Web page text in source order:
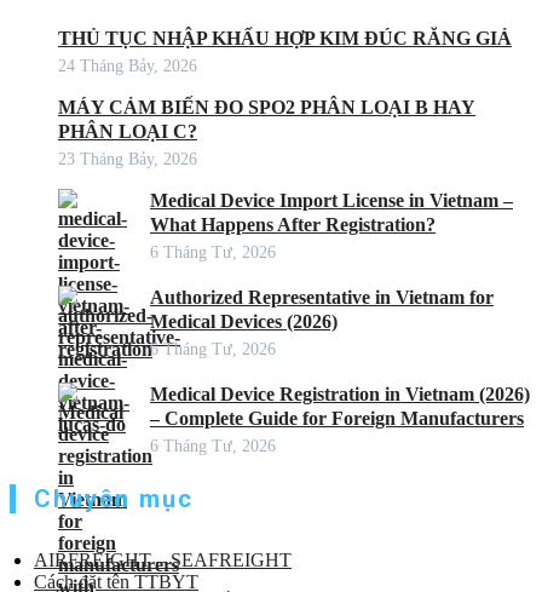
THỦ TỤC NHẬP KHẨU HỢP KIM ĐÚC RĂNG GIẢ
24 Tháng Bảy, 2026
MÁY CẢM BIẾN ĐO SPO2 PHÂN LOẠI B HAY
PHÂN LOẠI C?
23 Tháng Bảy, 2026
Medical Device Import License in Vietnam –
What Happens After Registration?
6 Tháng Tư, 2026
Authorized Representative in Vietnam for
Medical Devices (2026)
6 Tháng Tư, 2026
Medical Device Registration in Vietnam (2026)
– Complete Guide for Foreign Manufacturers
6 Tháng Tư, 2026
Chuyên mục
AIRFREIGHT – SEAFREIGHT
Cách đặt tên TTBYT